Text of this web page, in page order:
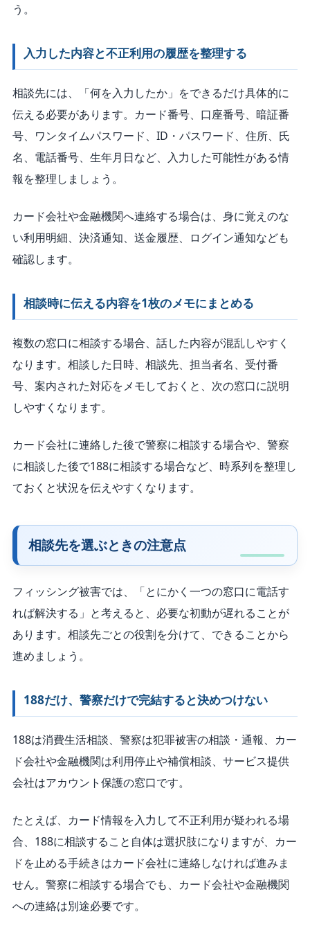
う。
入力した内容と不正利用の履歴を整理する
相談先には、「何を入力したか」をできるだけ具体的に
伝える必要があります。カード番号、口座番号、暗証番
号、ワンタイムパスワード、ID・パスワード、住所、氏
名、電話番号、生年月日など、入力した可能性がある情
報を整理しましょう。
カード会社や金融機関へ連絡する場合は、身に覚えのな
い利用明細、決済通知、送金履歴、ログイン通知なども
確認します。
相談時に伝える内容を1枚のメモにまとめる
複数の窓口に相談する場合、話した内容が混乱しやすく
なります。相談した日時、相談先、担当者名、受付番
号、案内された対応をメモしておくと、次の窓口に説明
しやすくなります。
カード会社に連絡した後で警察に相談する場合や、警察
に相談した後で188に相談する場合など、時系列を整理し
ておくと状況を伝えやすくなります。
相談先を選ぶときの注意点
フィッシング被害では、「とにかく一つの窓口に電話す
れば解決する」と考えると、必要な初動が遅れることが
あります。相談先ごとの役割を分けて、できることから
進めましょう。
188だけ、警察だけで完結すると決めつけない
188は消費生活相談、警察は犯罪被害の相談・通報、カー
ド会社や金融機関は利用停止や補償相談、サービス提供
会社はアカウント保護の窓口です。
たとえば、カード情報を入力して不正利用が疑われる場
合、188に相談すること自体は選択肢になりますが、カー
ドを止める手続きはカード会社に連絡しなければ進みま
せん。警察に相談する場合でも、カード会社や金融機関
への連絡は別途必要です。